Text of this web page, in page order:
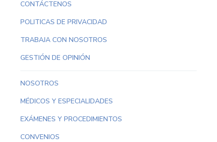
CONTÁCTENOS
POLITICAS DE PRIVACIDAD
TRABAJA CON NOSOTROS
GESTIÓN DE OPINIÓN
NOSOTROS
MÉDICOS Y ESPECIALIDADES
EXÁMENES Y PROCEDIMIENTOS
CONVENIOS